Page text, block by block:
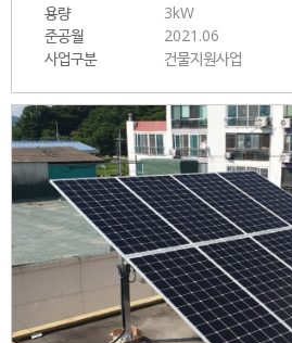
용량
3kW
준공월
2021.06
사업구분
건물지원사업